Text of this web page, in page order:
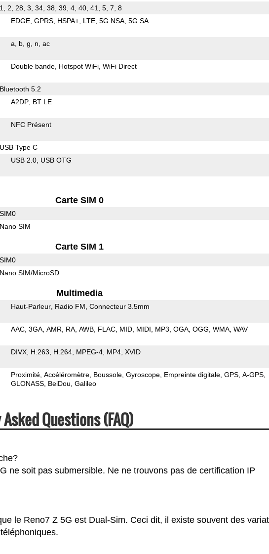
1, 2, 28, 3, 34, 38, 39, 4, 40, 41, 5, 7, 8
EDGE GPRS HSPA+ LTE 5G NSA 5G SA
a b g n ac
Double bande Hotspot WiFi WiFi Direct
Bluetooth 5.2
A2DP BT LE
NFC Présent
USB Type C
USB 2.0 USB OTG
Carte SIM 0
SIM0
Nano SIM
Carte SIM 1
SIM0
Nano SIM/MicroSD
Multimedia
Haut-Parleur Radio FM Connecteur 3.5mm
AAC 3GA AMR RA AWB FLAC MID MIDI MP3 OGA OGG WMA WAV
DIVX H.263 H.264 MPEG-4 MP4 XVID
Proximité Accéléromètre Boussole Gyroscope Empreinte digitale GPS A-GPS
GLONASS BeiDou Galileo
Questions (FAQ)
ne soit pas submersible. Ne ne trouvons pas de certification IP
le Reno7 Z 5G est Dual-Sim. Ceci dit, il existe souvent des